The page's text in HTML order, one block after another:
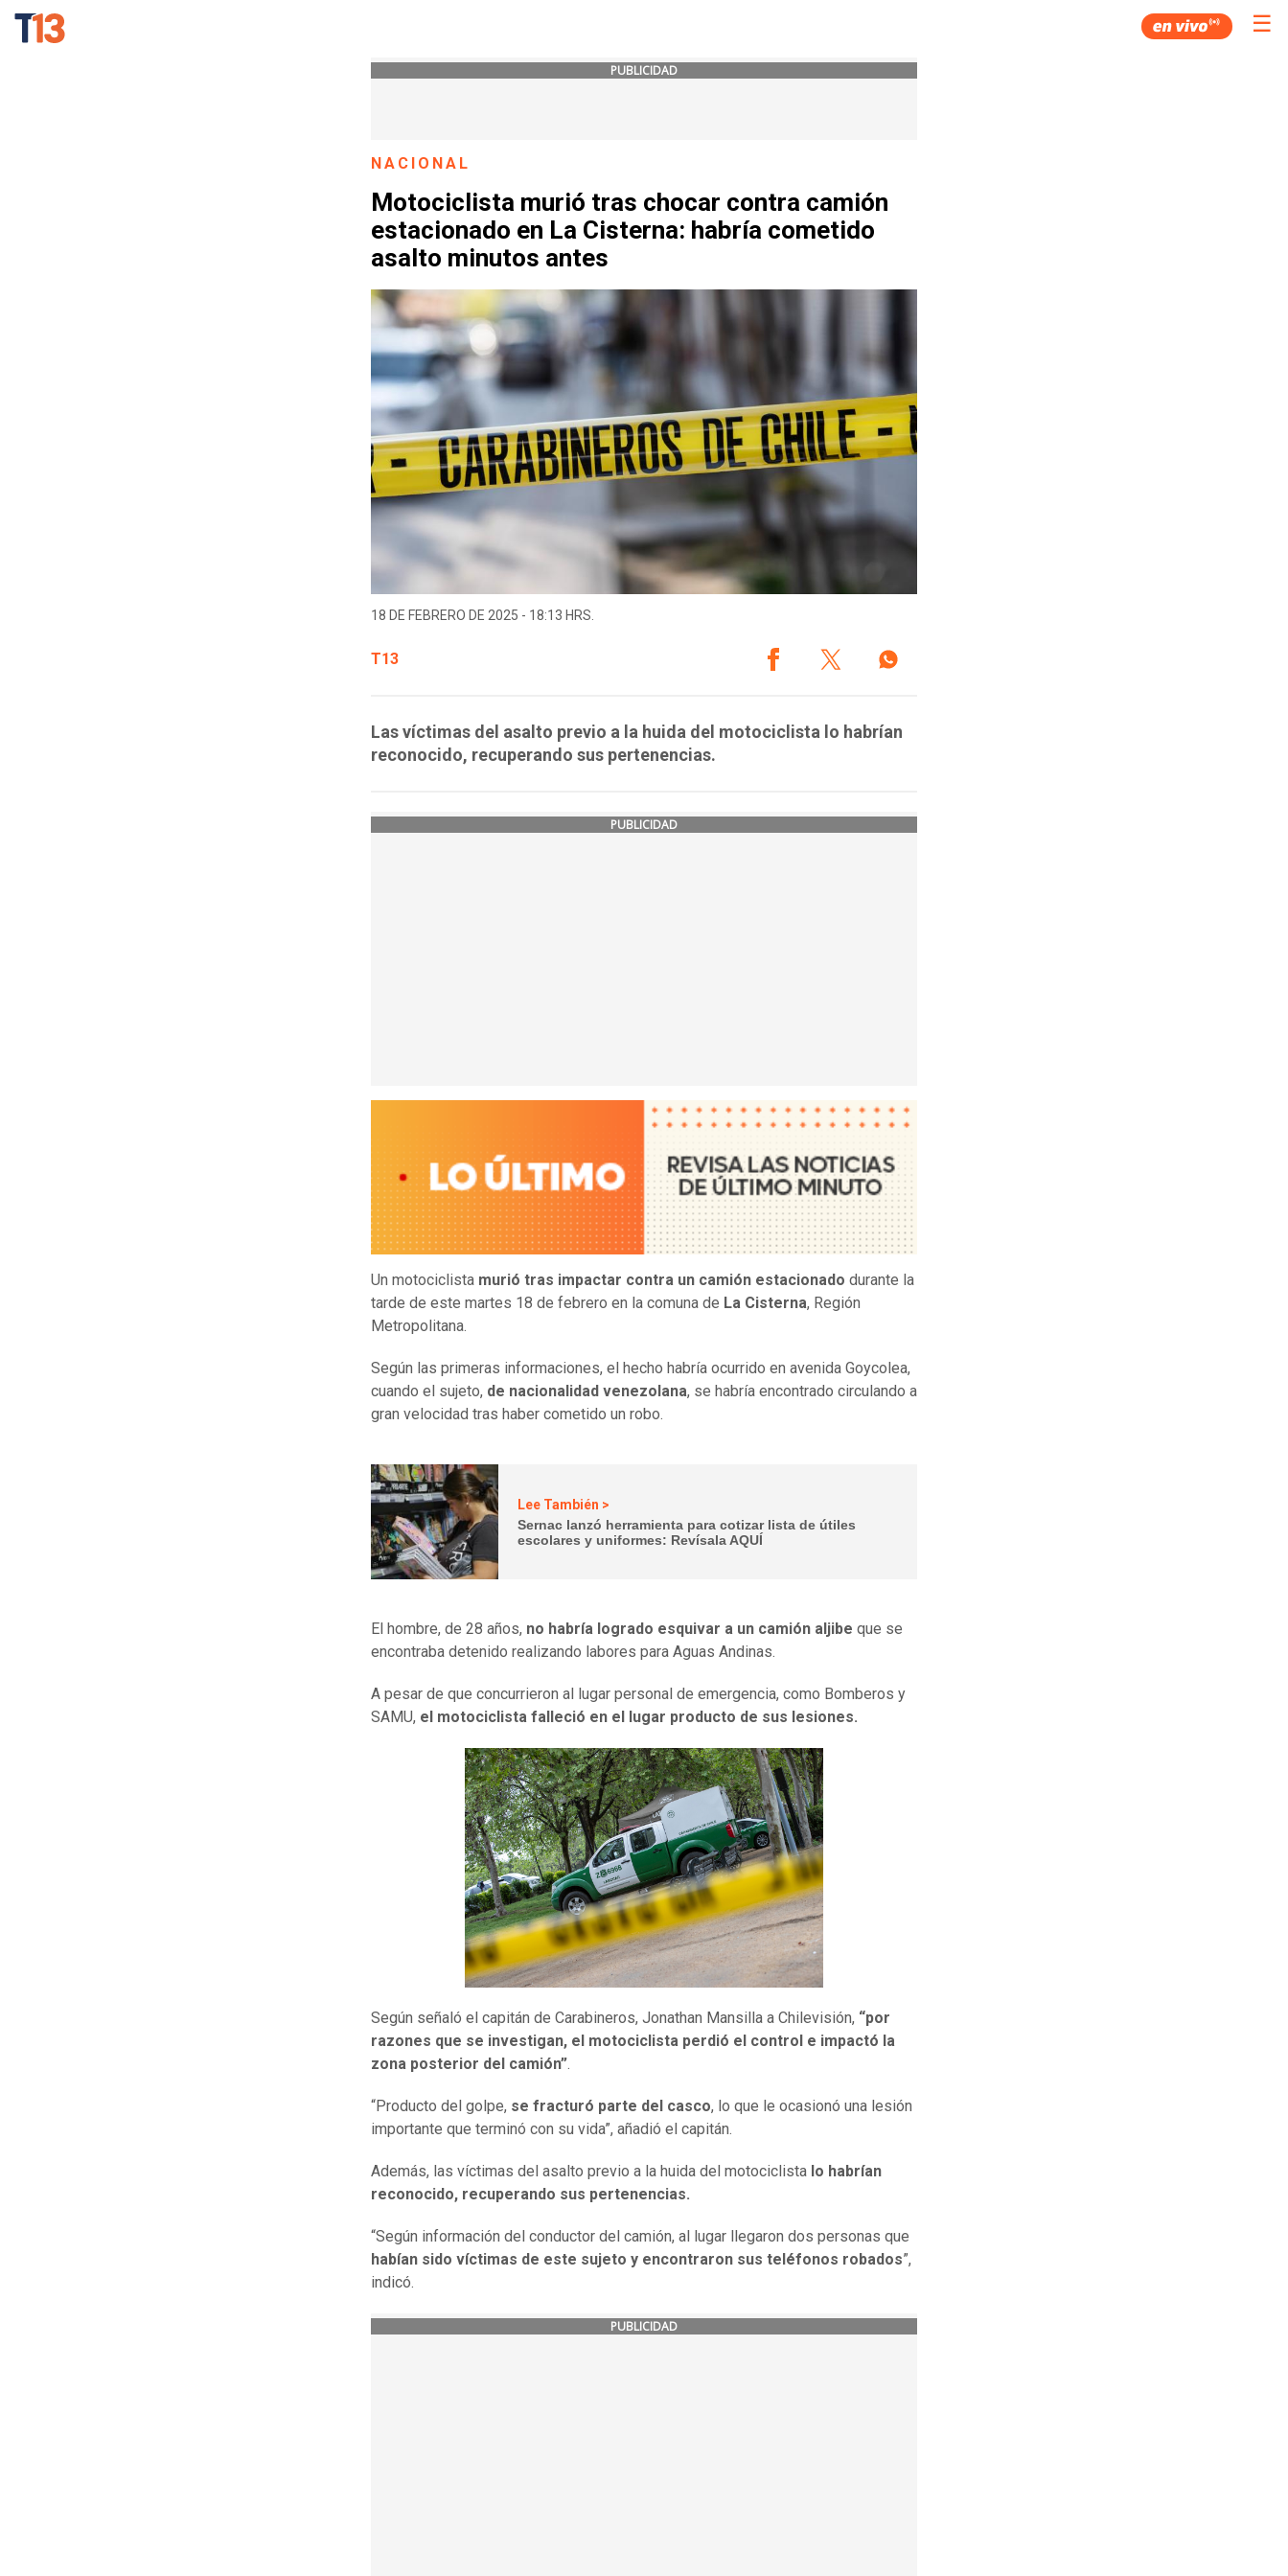
☰
PUBLICIDAD
NACIONAL
Motociclista murió tras chocar contra camión
estacionado en La Cisterna: habría cometido
asalto minutos antes
18 DE FEBRERO DE 2025 - 18:13 HRS.
T13
Las víctimas del asalto previo a la huida del motociclista lo habrían
reconocido, recuperando sus pertenencias.
PUBLICIDAD
Un motociclista murió tras impactar contra un camión estacionado durante la
tarde de este martes 18 de febrero en la comuna de La Cisterna, Región
Metropolitana.
Según las primeras informaciones, el hecho habría ocurrido en avenida Goycolea,
cuando el sujeto, de nacionalidad venezolana, se habría encontrado circulando a
gran velocidad tras haber cometido un robo.
Lee También >
Sernac lanzó herramienta para cotizar lista de útiles
escolares y uniformes: Revísala AQUÍ
El hombre, de 28 años, no habría logrado esquivar a un camión aljibe que se
encontraba detenido realizando labores para Aguas Andinas.
A pesar de que concurrieron al lugar personal de emergencia, como Bomberos y
SAMU, el motociclista falleció en el lugar producto de sus lesiones.
Según señaló el capitán de Carabineros, Jonathan Mansilla a Chilevisión, “por
razones que se investigan, el motociclista perdió el control e impactó la
zona posterior del camión”.
“Producto del golpe, se fracturó parte del casco, lo que le ocasionó una lesión
importante que terminó con su vida”, añadió el capitán.
Además, las víctimas del asalto previo a la huida del motociclista lo habrían
reconocido, recuperando sus pertenencias.
“Según información del conductor del camión, al lugar llegaron dos personas que
habían sido víctimas de este sujeto y encontraron sus teléfonos robados”,
indicó.
PUBLICIDAD